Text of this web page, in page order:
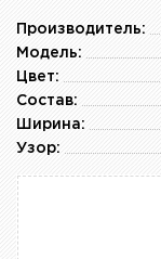
Производитель:
Модель:
Цвет:
Состав:
Ширина:
Узор: